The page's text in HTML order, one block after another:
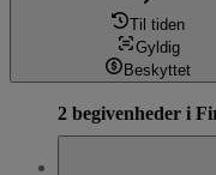
Til tiden
Gyldig
Beskyttet
2 begivenheder i